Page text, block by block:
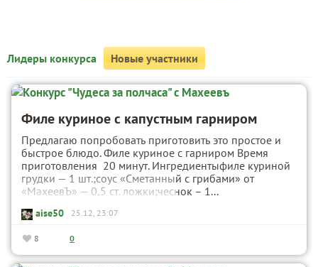
Лидеры конкурса Новые участники
Филе куриное с капустным гарниром
Предлагаю попробовать приготовить это простое и
быстрое блюдо. Филе куриное с гарниром Время
приготовления 20 минут. Ингредиентыфиле куриной
грудки — 1 шт.;соус «Сметанный с грибами» от
«МахеевЪ» — 0,5 ст. ложки;чеснок – 1...
aise50 25.12, 23:07
8 0